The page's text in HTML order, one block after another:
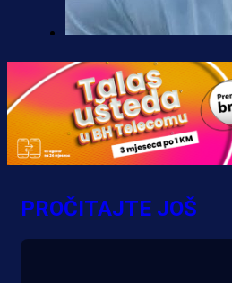
Borac do
Banje Luke
zbog
PROČITAJTE JOŠ